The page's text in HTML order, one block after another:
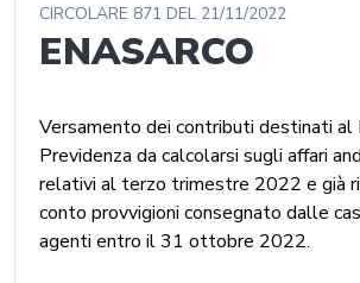
CIRCOLARE 871 DEL 21/11/2022
ENASARCO
Versamento dei contributi destinati al
Previdenza da calcolarsi sugli affari
relativi al terzo trimestre 2022 e già
conto provvigioni consegnato dalle
agenti entro il 31 ottobre 2022.